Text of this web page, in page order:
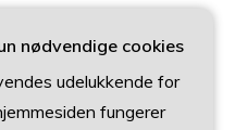
nødvendige cookies
udelukkende for
fungerer